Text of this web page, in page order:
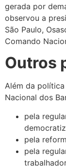
gerada por
observou a
São Paulo,
Comando
Outros
Além da
Nacional dos
pela
pela
pela